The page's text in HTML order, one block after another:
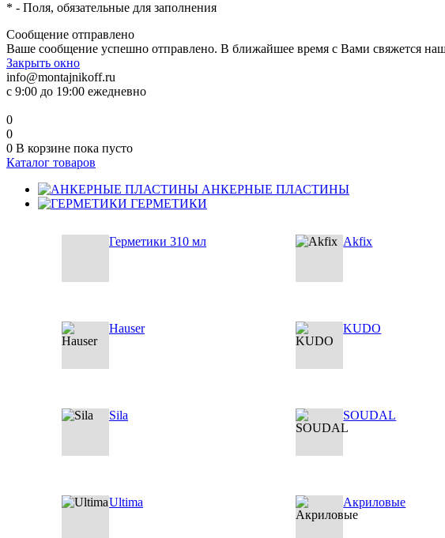
* - Поля, обязательные для заполнения
Сообщение отправлено
Ваше сообщение успешно отправлено. В ближайшее время с Вами свяжется
Закрыть окно
info@montajnikoff.ru
с 9:00 до 19:00 ежедневно
0
0
0 В корзине пока пусто
Каталог товаров
АНКЕРНЫЕ ПЛАСТИНЫ
ГЕРМЕТИКИ
Герметики 310 мл Akfix
Hauser KUDO
Sila SOUDAL
Ultima Акриловые